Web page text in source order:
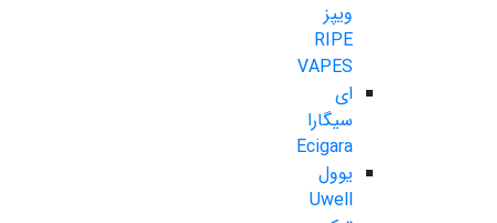
ویپز
RIPE
VAPES
ای
سیگارا
Ecigara
یوول
Uwell